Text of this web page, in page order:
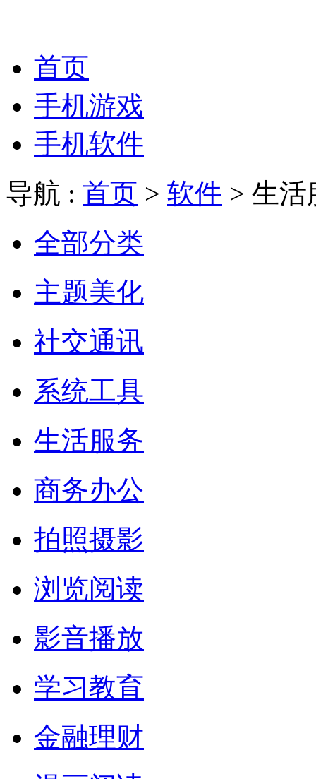
首页
手机游戏
手机软件
导航 : 首页 > 软件 > 生活
全部分类
主题美化
社交通讯
系统工具
生活服务
商务办公
拍照摄影
浏览阅读
影音播放
学习教育
金融理财